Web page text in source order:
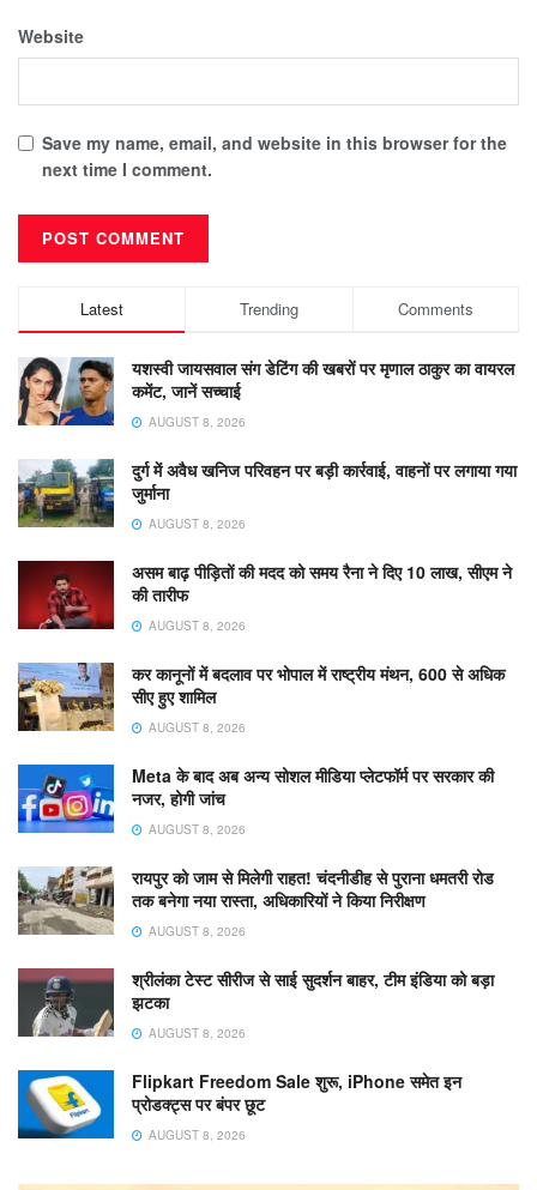
Website
Save my name, email, and website in this browser for the
next time I comment.
Latest Trending Comments
यशस्वी जायसवाल संग डेटिंग की खबरों पर मृणाल ठाकुर का वायरल
कमेंट, जानें सच्चाई
AUGUST 8, 2026
दुर्ग में अवैध खनिज परिवहन पर बड़ी कार्रवाई, वाहनों पर लगाया गया
जुर्माना
AUGUST 8, 2026
असम बाढ़ पीड़ितों की मदद को समय रैना ने दिए 10 लाख, सीएम ने
की तारीफ
AUGUST 8, 2026
कर कानूनों में बदलाव पर भोपाल में राष्ट्रीय मंथन, 600 से अधिक
सीए हुए शामिल
AUGUST 8, 2026
Meta के बाद अब अन्य सोशल मीडिया प्लेटफॉर्म पर सरकार की
नजर, होगी जांच
AUGUST 8, 2026
रायपुर को जाम से मिलेगी राहत! चंदनीडीह से पुराना धमतरी रोड
तक बनेगा नया रास्ता, अधिकारियों ने किया निरीक्षण
AUGUST 8, 2026
श्रीलंका टेस्ट सीरीज से साई सुदर्शन बाहर, टीम इंडिया को बड़ा
झटका
AUGUST 8, 2026
Flipkart Freedom Sale शुरू, iPhone समेत इन
प्रोडक्ट्स पर बंपर छूट
AUGUST 8, 2026